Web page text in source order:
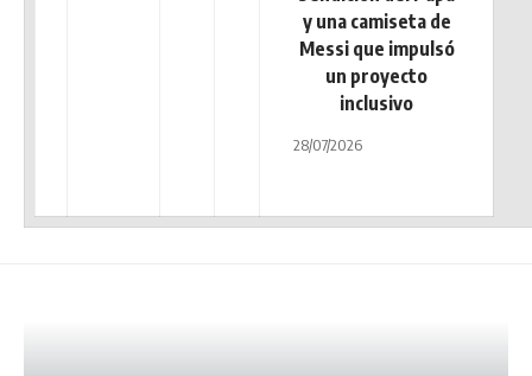
y una camiseta de
Messi que impulsó
un proyecto
inclusivo
28/07/2026